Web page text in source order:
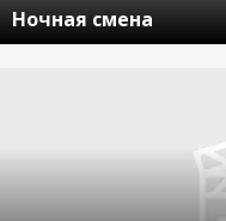
Ночная смена